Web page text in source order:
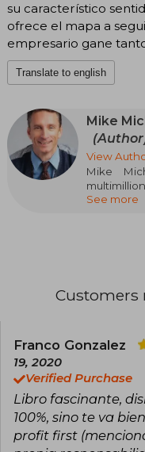
su característico
ofrece el mapa a
empresario gane
Translate to english
Mike
View
Mike
thirty-five.
shared his
and The
Pro
Harvard
See more
Customers
Franco Gonzalez
19, 2020
Verified Purchase
Libro fascinante,
100%, sino te va
profit first